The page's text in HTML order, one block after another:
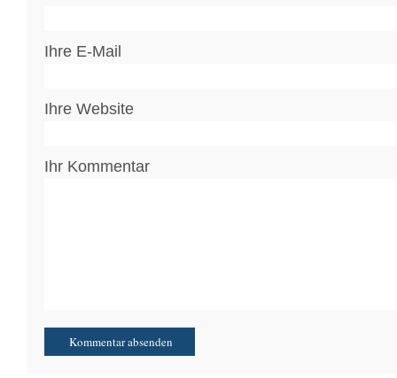
Ihre E-Mail
Ihre Website
Ihr Kommentar